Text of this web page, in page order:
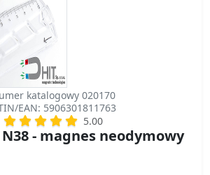
katalogowy 020170
EAN: 5906301811763
5.00
- magnes neodymowy